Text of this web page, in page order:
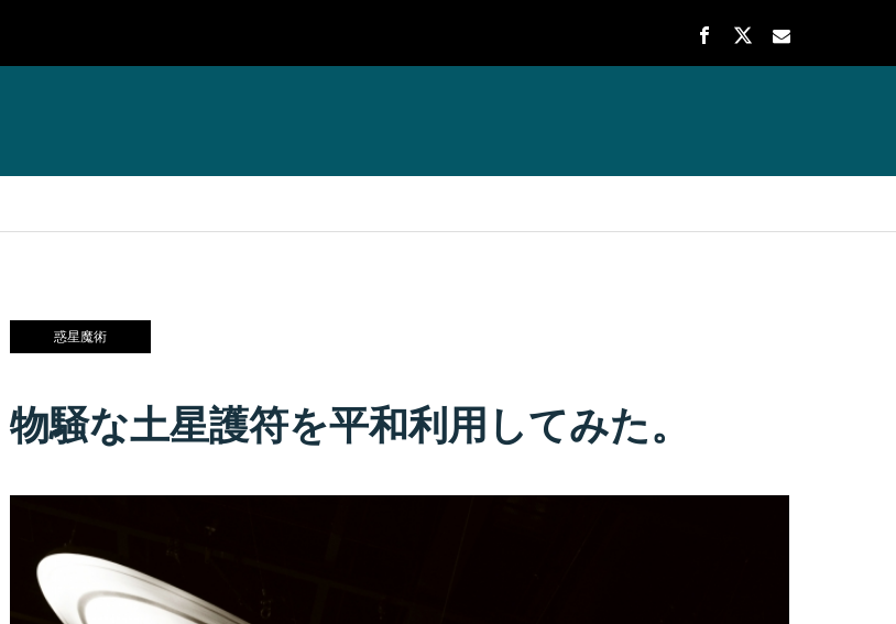
惑星魔術
物騒な土星護符を平和利用してみた。